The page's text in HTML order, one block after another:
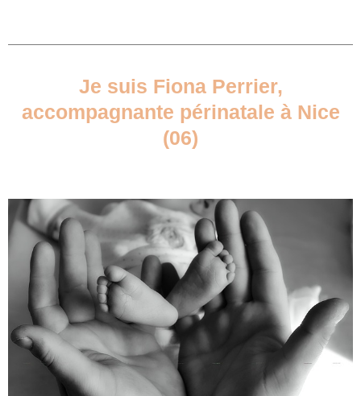
Je suis Fiona Perrier,
accompagnante périnatale à Nice
(06)